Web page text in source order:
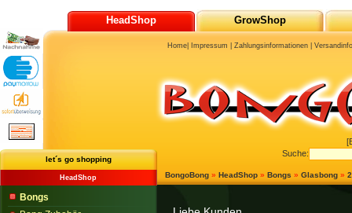
BongoBong » HeadShop » Bongs » Glasbong »
let´s go shopping
HeadShop
Bongs
HeadShop GrowShop
Suche:
Home Impressum |Zahlungsinformationen |